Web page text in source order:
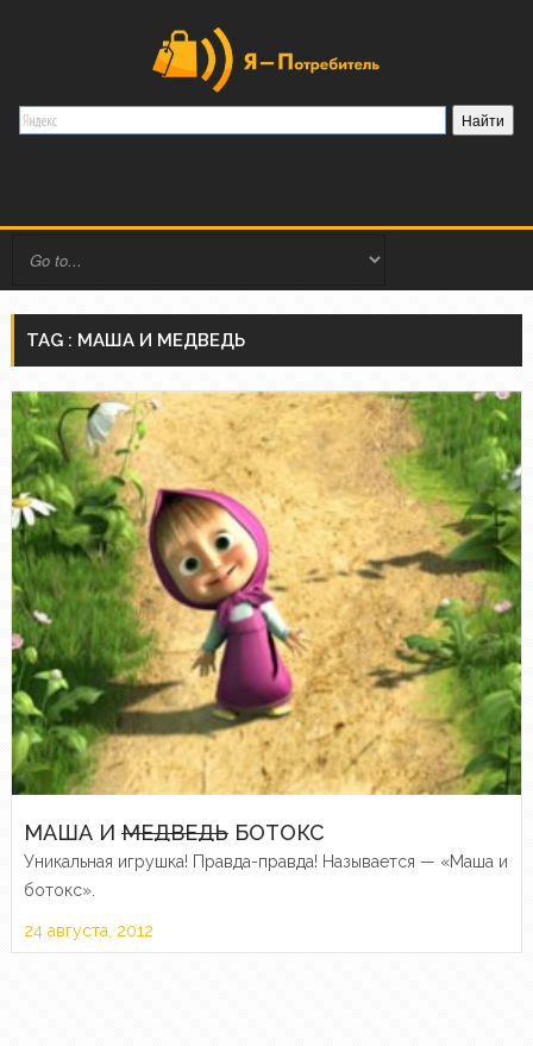
TAG : МАША И МЕДВЕДЬ
МАША И МЕДВЕДЬБОТОКС
Уникальная игрушка! Правда-правда! Называется — «Маша и
ботокс».
24 августа, 2012